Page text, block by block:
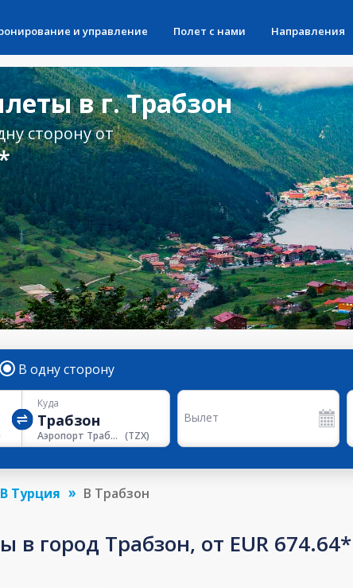
и управление Полет с нами Направления
в г. Трабзон
сторону от
В одну сторону
Куда
Аэропорт Трабзон (TZX)
Вылет
В Турция В Трабзон
в город Трабзон, от EUR